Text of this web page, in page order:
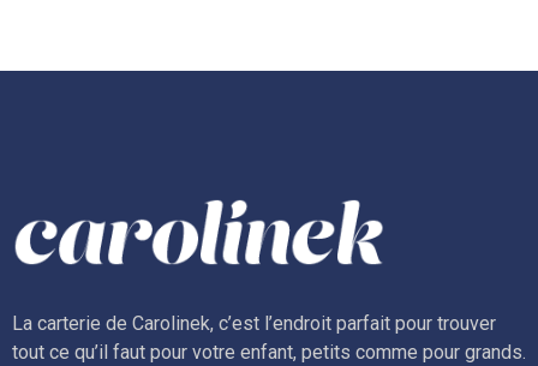
La carterie de Carolinek, c’est l’endroit parfait pour trouver
tout ce qu’il faut pour votre enfant, petits comme pour grands.